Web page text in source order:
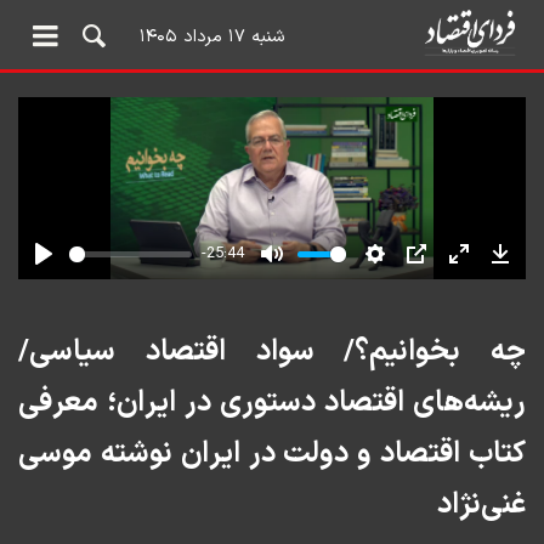
شنبه ۱۷ مرداد ۱۴۰۵
چه بخوانیم؟/ سواد اقتصاد سیاسی/
ریشه‌های اقتصاد دستوری در ایران؛ معرفی
کتاب اقتصاد و دولت در ایران نوشته موسی
غنی‌نژاد